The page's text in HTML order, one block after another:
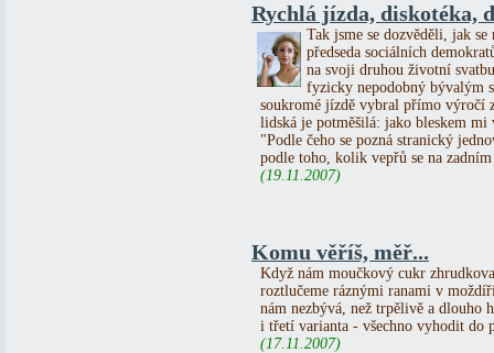
Rychlá jízda, diskotéka,
Tak jsme se dozvěděli, jak
předseda sociálních
na svoji druhou životní
fyzicky nepodobný bývalým
soukromé jízdě vybral přímo výročí
lidská je potměšilá: jako bleskem
"Podle čeho se pozná stranický
podle toho, kolik vepřů se na
(19.11.2007)
Komu věříš, měř...
Když nám moučkový cukr
roztlučeme ráznými ranami v
nám nezbývá, než trpělivě a dlouho
i třetí varianta - všechno vyhodit do
(17.11.2007)